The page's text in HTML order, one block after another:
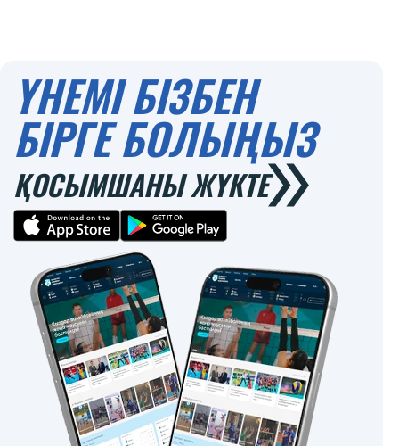
ҮНЕМІ БІЗБЕН
БІРГЕ БОЛЫҢЫЗ
ҚОСЫМШАНЫ ЖҮКТЕ